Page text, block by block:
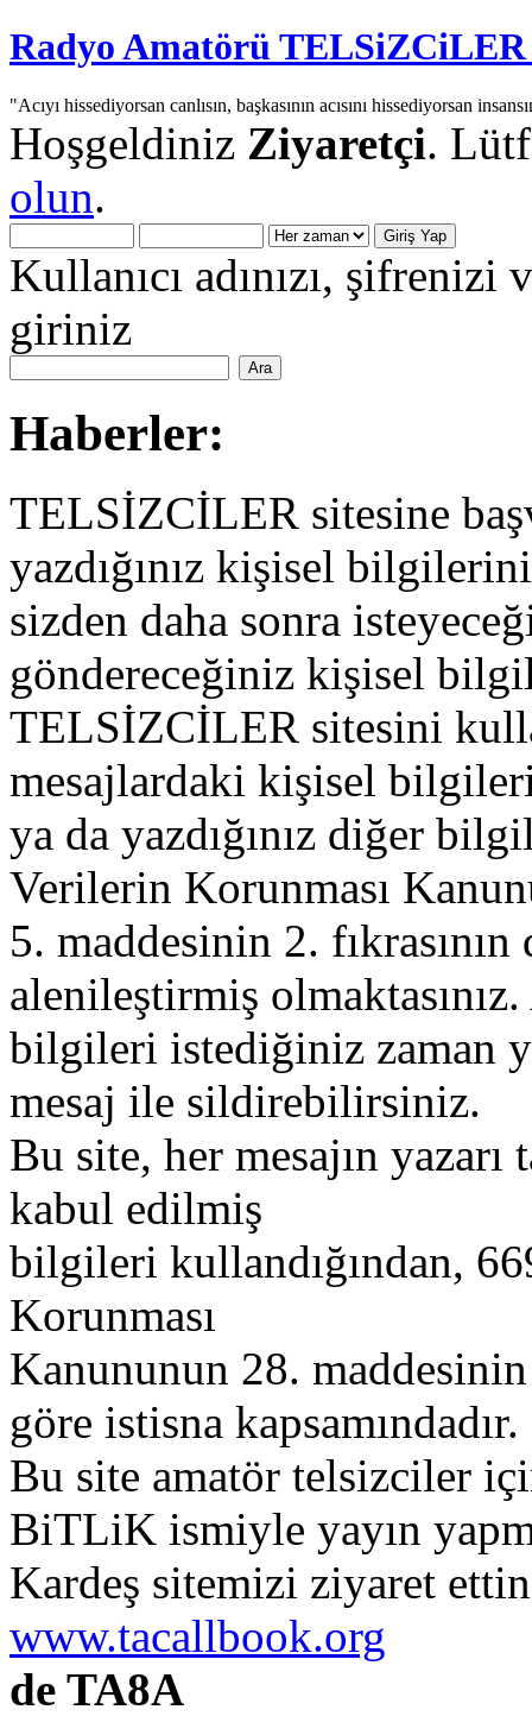
Radyo Amatörü
"Acıyı hissediyorsan canlısın, başkasının acısını hissediyorsan
Hoşgeldiniz Ziyaretçi.
olun.
Kullanıcı adınızı,
giriniz
Haberler:
TELSİZCİLER sitesine
yazdığınız kişisel
sizden daha sonra
göndereceğiniz kişisel
TELSİZCİLER sitesini
mesajlardaki kişisel
ya da yazdığınız diğer
Verilerin Korunması
5. maddesinin 2.
alenileştirmiş
bilgileri istediğiniz zaman
mesaj ile sildirebilirsiniz.
Bu site, her mesajın
kabul edilmiş
bilgileri kullandığından,
Korunması
Kanununun 28. maddesinin
göre istisna kapsamındadır.
Bu site amatör telsizciler
BiTLiK ismiyle yayın
Kardeş sitemizi ziyaret
www.tacallbook.org
de TA8A